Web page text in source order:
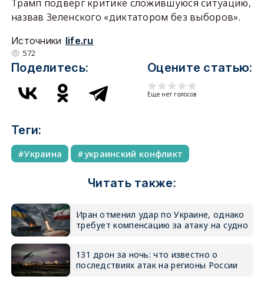
Трамп подверг критике сложившуюся ситуацию,
назвав Зеленского «диктатором без выборов».
Источники life.ru
572
Поделитесь: Оцените статью:
Еще нет голосов
Теги:
Украина украинский конфликт
Читать также:
Иран отменил удар по Украине, однако
требует компенсацию за атаку на судно
131 дрон за ночь: что известно о
последствиях атак на регионы России